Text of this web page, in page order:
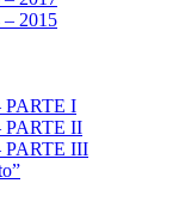
– 2015
PARTE I
PARTE II
PARTE III